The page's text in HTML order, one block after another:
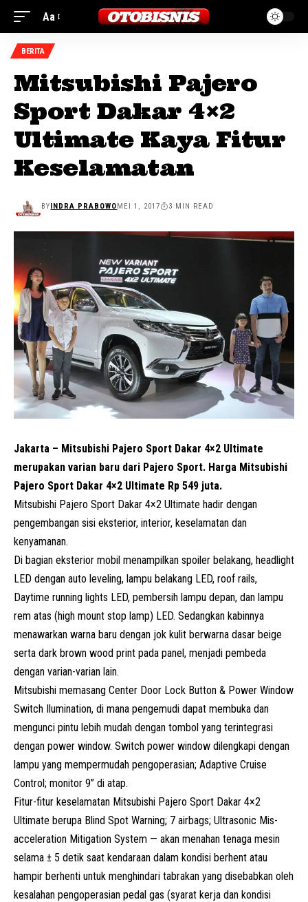
Aa
BERITA
Mitsubishi Pajero
Sport Dakar 4×2
Ultimate Kaya Fitur
Keselamatan
BYINDRA PRABOWOMEI 1, 2017 3 MIN READ
Jakarta – Mitsubishi Pajero Sport Dakar 4×2 Ultimate
merupakan varian baru dari Pajero Sport. Harga Mitsubishi
Pajero Sport Dakar 4×2 Ultimate Rp 549 juta.
Mitsubishi Pajero Sport Dakar 4×2 Ultimate hadir dengan
pengembangan sisi eksterior, interior, keselamatan dan
kenyamanan.
Di bagian eksterior mobil menampilkan spoiler belakang, headlight
LED dengan auto leveling, lampu belakang LED, roof rails,
Daytime running lights LED, pembersih lampu depan, dan lampu
rem atas (high mount stop lamp) LED. Sedangkan kabinnya
menawarkan warna baru dengan jok kulit berwarna dasar beige
serta dark brown wood print pada panel, menjadi pembeda
dengan varian-varian lain.
Mitsubishi memasang Center Door Lock Button & Power Window
Switch Ilumination, di mana pengemudi dapat membuka dan
mengunci pintu lebih mudah dengan tombol yang terintegrasi
dengan power window. Switch power window dilengkapi dengan
lampu yang mempermudah pengoperasian; Adaptive Cruise
Control; monitor 9” di atap.
Fitur-fitur keselamatan Mitsubishi Pajero Sport Dakar 4×2
Ultimate berupa Blind Spot Warning; 7 airbags; Ultrasonic Mis-
acceleration Mitigation System — akan menahan tenaga mesin
selama ± 5 detik saat kendaraan dalam kondisi berhent atau
hampir berhenti untuk menghindari tabrakan yang disebabkan oleh
kesalahan pengoperasian pedal gas (syarat kerja dan kondisi